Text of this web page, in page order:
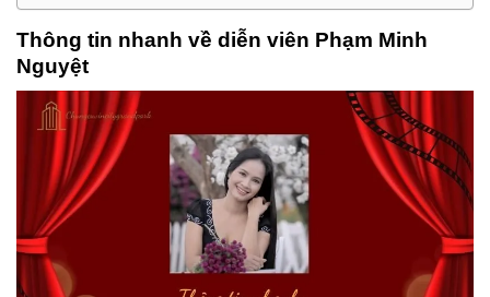
Thông tin nhanh về diễn viên Phạm Minh
Nguyệt